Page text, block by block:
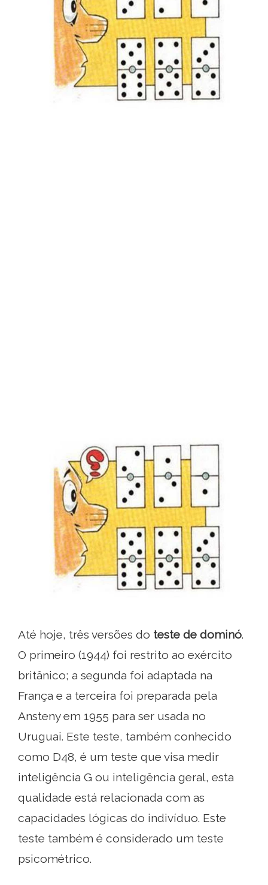
Até hoje, três versões do teste de dominó.
O primeiro (1944) foi restrito ao exército
britânico; a segunda foi adaptada na
França e a terceira foi preparada pela
Ansteny em 1955 para ser usada no
Uruguai. Este teste, também conhecido
como D48, é um teste que visa medir
inteligência G ou inteligência geral, esta
qualidade está relacionada com as
capacidades lógicas do indivíduo. Este
teste também é considerado um teste
psicométrico.